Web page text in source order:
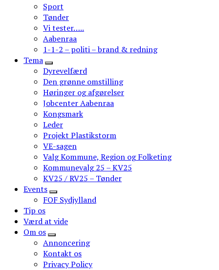
Sport
Tønder
Vi tester…..
Aabenraa
1-1-2 – politi – brand & redning
Tema
Dyrevelfærd
Den grønne omstilling
Høringer og afgørelser
Jobcenter Aabenraa
Kongsmark
Leder
Projekt Plastikstorm
VE-sagen
Valg Kommune, Region og Folketing
Kommunevalg 25 – KV25
KV25 / RV25 – Tønder
Events
FOF Sydjylland
Tip os
Værd at vide
Om os
Annoncering
Kontakt os
Privacy Policy